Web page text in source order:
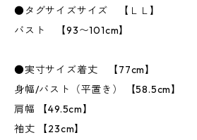
●タグサイズサイズ 【ＬＬ】
バスト 【93〜101cm】
●実寸サイズ着丈 【77cm】
身幅/バスト（平置き） 【58.5cm】
肩幅 【49.5cm】
袖丈 【23cm】